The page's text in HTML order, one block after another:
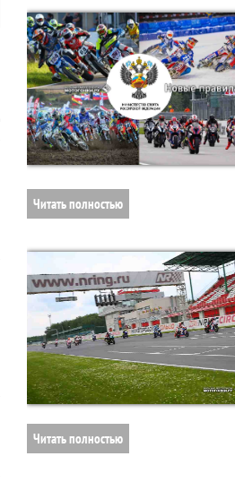
Читать полностью
Читать полностью